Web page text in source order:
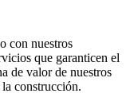
con nuestros
que garanticen el
de valor de nuestros
construcción.